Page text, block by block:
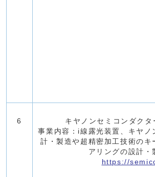
6
キヤノンセミコンダク
事業内容：i線露光装置、キヤ
計・製造や超精密加工技術の
アリングの設計・
https://